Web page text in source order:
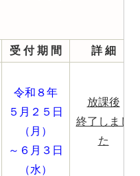
受 付 期 間 詳 細
令和８年
５月２５日
（月）
～６月３日
（水）
放課後
終了しまし
た